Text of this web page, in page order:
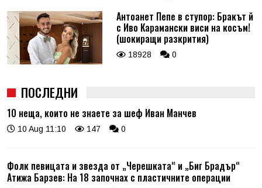
Антоанет Пепе в ступор: Бракът й
с Иво Карамански виси на косъм!
(шокиращи разкрития)
18928 0
ПОСЛЕДНИ
10 неща, които не знаете за шеф Иван Манчев
10 Aug 11:10 147 0
Фолк певицата и звезда от „Черешката“ и „Биг Брадър“
Атижа Барзев: На 18 започнах с пластичните операции